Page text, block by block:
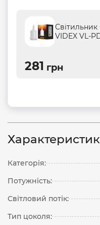
VIDEX VL-
281 грн
Категорія:
Потужність:
Світловий потік:
Тип цоколя: